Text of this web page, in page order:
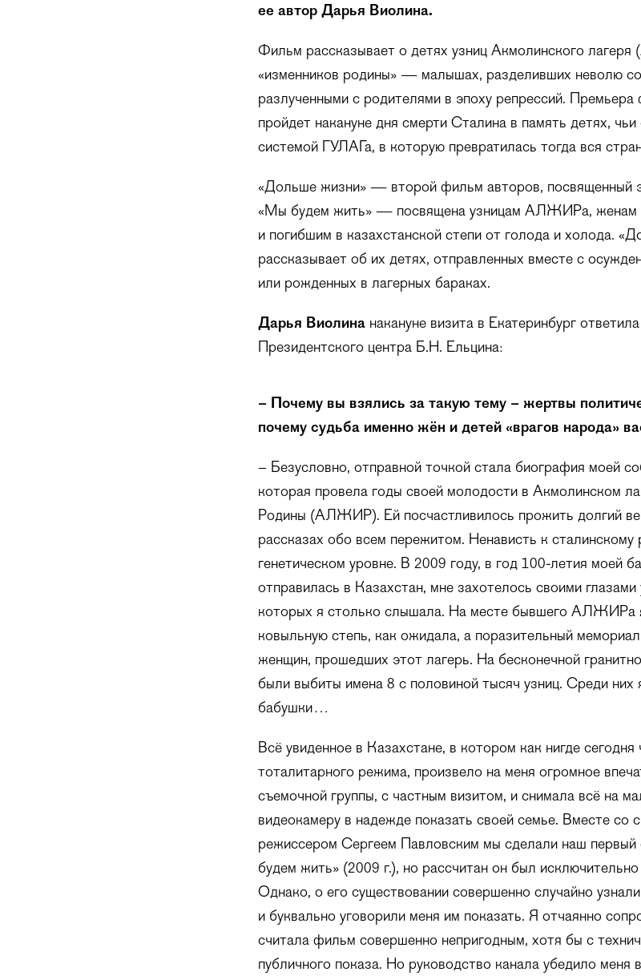
ее автор Дарья Виолина.
Фильм рассказывает о детях узниц Акмолинского
«изменников родины» — малышах, разделивших неволю
разлученными с родителями в эпоху репрессий. Премьера
пройдет накануне дня смерти Сталина в память детях,
системой ГУЛАГа, в которую превратилась тогда вся
«Дольше жизни» — второй фильм авторов, посвященный
«Мы будем жить» — посвящена узницам АЛЖИРа, женам
и погибшим в казахстанской степи от голода и холода.
рассказывает об их детях, отправленных вместе с
или рожденных в лагерных бараках.
Дарья Виолина накануне визита в Екатеринбург
Президентского центра Б.Н. Ельцина:
– Почему вы взялись за такую тему – жертвы
почему судьба именно жён и детей «врагов народа»
– Безусловно, отправной точкой стала биография моей
которая провела годы своей молодости в Акмолинском
Родины (АЛЖИР). Ей посчастливилось прожить долгий
рассказах обо всем пережитом. Ненависть к
генетическом уровне. В 2009 году, в год 100-летия моей
отправилась в Казахстан, мне захотелось своими глазами
которых я столько слышала. На месте бывшего АЛЖИРа
ковыльную степь, как ожидала, а поразительный
женщин, прошедших этот лагерь. На бесконечной
были выбиты имена 8 с половиной тысяч узниц. Среди них
бабушки…
Всё увиденное в Казахстане, в котором как нигде сегодня
тоталитарного режима, произвело на меня огромное
съемочной группы, с частным визитом, и снимала всё на
видеокамеру в надежде показать своей семье. Вместе со
режиссером Сергеем Павловским мы сделали наш
будем жить» (2009 г.), но рассчитан он был исключительно
Однако, о его существовании совершенно случайно
и буквально уговорили меня им показать. Я отчаянно
считала фильм совершенно непригодным, хотя бы с
публичного показа. Но руководство канала убедило меня